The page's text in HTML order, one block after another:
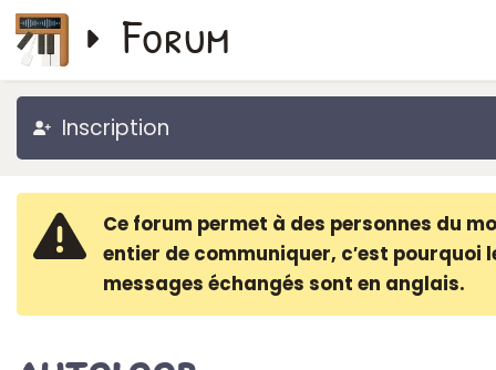
Forum
Inscription
Ce forum permet à des personnes du
entier de communiquer, c′est pourquoi
messages échangés sont en anglais.